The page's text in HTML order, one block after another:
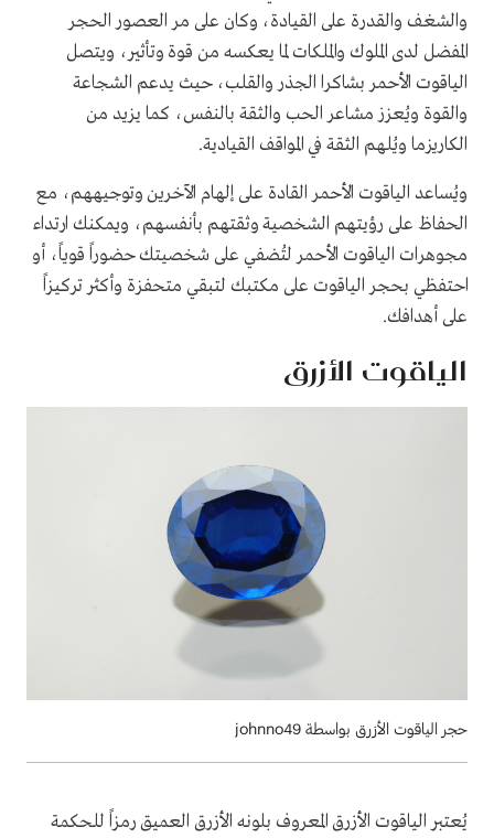
والشغف والقدرة على القيادة، وكان على مر العصور الحجر
المفضل لدى الملوك والملكات لما يعكسه من قوة وتأثير، ويتصل
الياقوت الأحمر بشاكرا الجذر والقلب، حيث يدعم الشجاعة
والقوة ويُعزز مشاعر الحب والثقة بالنفس، كما يزيد من
الكاريزما ويُلهم الثقة في المواقف القيادية.
ويُساعد الياقوت الأحمر القادة على إلهام الآخرين وتوجيههم، مع
الحفاظ على رؤيتهم الشخصية وثقتهم بأنفسهم، ويمكنك ارتداء
مجوهرات الياقوت الأحمر لتُضفي على شخصيتك حضوراً قوياً، أو
احتفظي بحجر الياقوت على مكتبك لتبقي متحفزة وأكثر تركيزاً
على أهدافك.
الياقوت الأزرق
حجر الياقوت الأزرق بواسطة johnno49
يُعتبر الياقوت الأزرق المعروف بلونه الأزرق العميق رمزاً للحكمة